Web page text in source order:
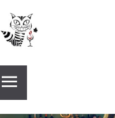
& CAFE